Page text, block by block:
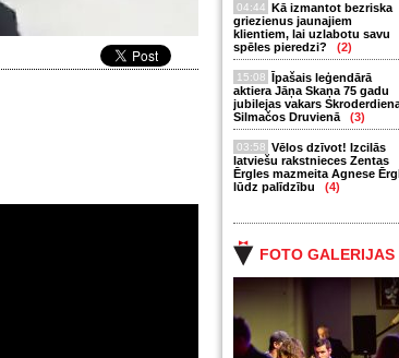
04:44 Kā izmantot bezriska
griezienus jaunajiem
klientiem, lai uzlabotu savu
spēles pieredzi?
(2)
15:08 Īpašais leģendārā
aktiera Jāņa Skaņa 75 gadu
jubilejas vakars
Silmačos Druvienā
(3)
03:58 Vēlos dzīvot! Izcilās
latviešu rakstnieces Zentas
Ērgles mazmeita Agnese
lūdz palīdzību
(4)
FOTO GALERIJAS